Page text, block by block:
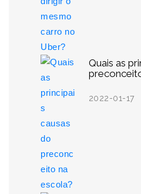
Quais as
2022-01-17